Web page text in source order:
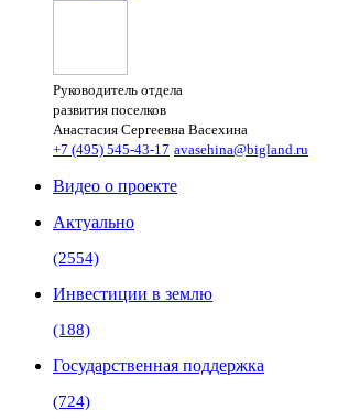
Руководитель отдела
развития поселков
Анастасия Сергеевна Васехина
+7 (495) 545-43-17 avasehina@bigland.ru
Видео о проекте
Актуально
(2554)
Инвестиции в землю
(188)
Государственная поддержка
(724)